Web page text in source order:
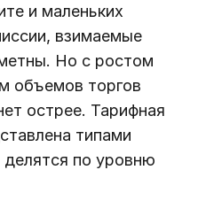
и маленьких
взимаемые
Но с ростом
объемов торгов
острее. Тарифная
типами
делятся по уровню